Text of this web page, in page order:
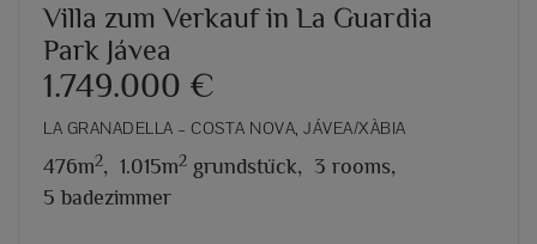
Villa zum Verkauf in La Guardia
Park Jávea
1.749.000 €
LA GRANADELLA – COSTA NOVA, JÁVEA/XÀBIA
476m2, 1.015m2 grundstück, 3 rooms,
5 badezimmer